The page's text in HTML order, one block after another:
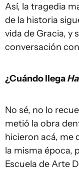
Así, la tragedia
de la historia
vida de Gracia, y
conversación
¿Cuándo llega
No sé, no lo
metió la obra
hicieron acá, me
la misma época,
Escuela de Arte